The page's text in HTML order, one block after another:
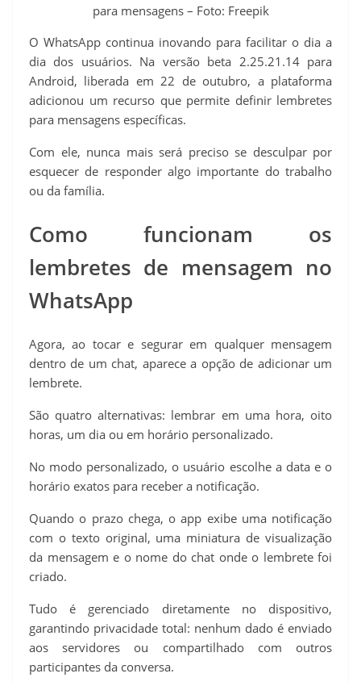
t
para mensagens – Foto: Freepik
O WhatsApp continua inovando para facilitar o dia a
dia dos usuários. Na versão beta 2.25.21.14 para
Android, liberada em 22 de outubro, a plataforma
adicionou um recurso que permite definir lembretes
para mensagens específicas.
Com ele, nunca mais será preciso se desculpar por
esquecer de responder algo importante do trabalho
ou da família.
Como funcionam os
lembretes de mensagem no
WhatsApp
Agora, ao tocar e segurar em qualquer mensagem
dentro de um chat, aparece a opção de adicionar um
lembrete.
São quatro alternativas: lembrar em uma hora, oito
horas, um dia ou em horário personalizado.
No modo personalizado, o usuário escolhe a data e o
horário exatos para receber a notificação.
Quando o prazo chega, o app exibe uma notificação
com o texto original, uma miniatura de visualização
da mensagem e o nome do chat onde o lembrete foi
criado.
Tudo é gerenciado diretamente no dispositivo,
garantindo privacidade total: nenhum dado é enviado
aos servidores ou compartilhado com outros
participantes da conversa.